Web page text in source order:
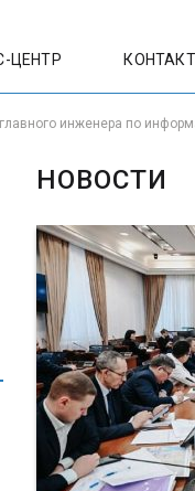
ЦЕНТР
инженера по
НОВОСТИ